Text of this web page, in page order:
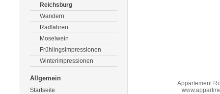
Reichsburg
Wandern
Radfahren
Moselwein
Frühlingsimpressionen
Winterimpressionen
Allgemein
Startseite
Appartement